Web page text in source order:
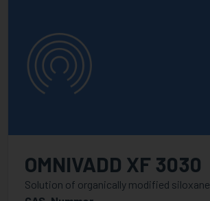
OMNIVADD XF 3030
Solution of organically modified siloxane